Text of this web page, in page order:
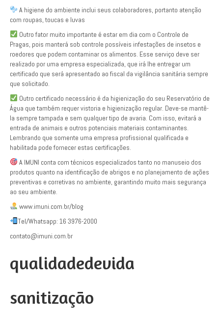
A higiene do ambiente inclui seus colaboradores, portanto atenção
com roupas, toucas e luvas
Outro fator muito importante é estar em dia com o Controle de
Pragas, pois manterá sob controle possíveis infestações de insetos e
roedores que podem contaminar os alimentos. Esse serviço deve ser
realizado por uma empresa especializada, que irá lhe entregar um
certificado que será apresentado ao fiscal da vigilância sanitária sempre
que solicitado.
Outro certificado necessário é da higienização do seu Reservatório de
Água que também requer vistoria e higienização regular. Deve-se mantê-
la sempre tampada e sem qualquer tipo de avaria. Com isso, evitará a
entrada de animais e outros potenciais materiais contaminantes.
Lembrando que somente uma empresa profissional qualificada e
habilitada pode fornecer estas certificações.
A IMUNI conta com técnicos especializados tanto no manuseio dos
produtos quanto na identificação de abrigos e no planejamento de ações
preventivas e corretivas no ambiente, garantindo muito mais segurança
ao seu ambiente.
www.imuni.com.br/blog
Tel/Whatsapp: 16 3976-2000
contato@imuni.com.br
qualidadedevida
sanitização